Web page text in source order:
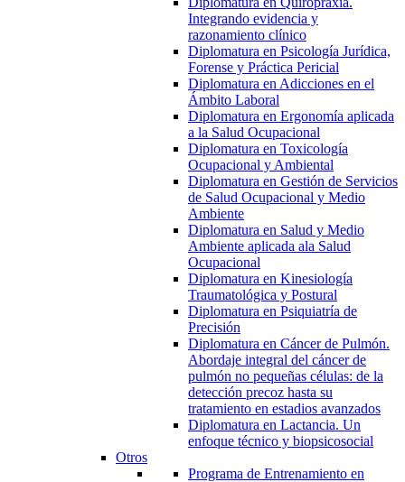
Integrando evidencia y
razonamiento clínico
Diplomatura en Psicología Jurídica,
Forense y Práctica Pericial
Diplomatura en Adicciones en el
Ámbito Laboral
Diplomatura en Ergonomía aplicada
a la Salud Ocupacional
Diplomatura en Toxicología
Ocupacional y Ambiental
Diplomatura en Gestión de Servicios
de Salud Ocupacional y Medio
Ambiente
Diplomatura en Salud y Medio
Ambiente aplicada ala Salud
Ocupacional
Diplomatura en Kinesiología
Traumatológica y Postural
Diplomatura en Psiquiatría de
Precisión
Diplomatura en Cáncer de Pulmón.
Abordaje integral del cáncer de
pulmón no pequeñas células: de la
detección precoz hasta su
tratamiento en estadios avanzados
Diplomatura en Lactancia. Un
enfoque técnico y biopsicosocial
Otros
Programa de Entrenamiento en